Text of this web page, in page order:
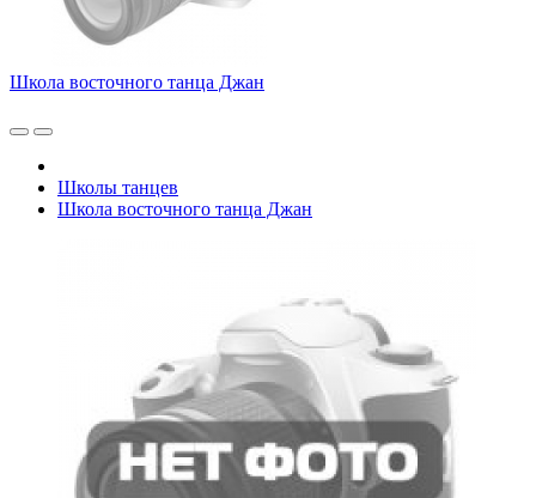
Школа восточного танца Джан
Школы танцев
Школа восточного танца Джан